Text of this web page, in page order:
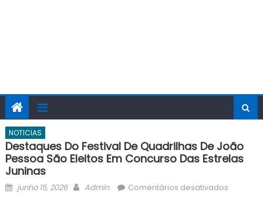
NOTICIAS
Destaques Do Festival De Quadrilhas De João
Pessoa São Eleitos Em Concurso Das Estrelas
Juninas
Posted
junho 15, 2026 Author
Admin Comentários desativadosem